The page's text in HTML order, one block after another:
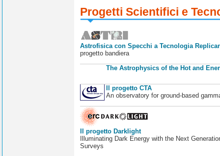
Progetti Scientifici e
Astrofisica con Specchi a Tecnologia
progetto bandiera
The Astrophysics of the Hot and
Il progetto CTA
An observatory for ground-based
Il progetto Darklight
Illuminating Dark Energy with the Next
Surveys